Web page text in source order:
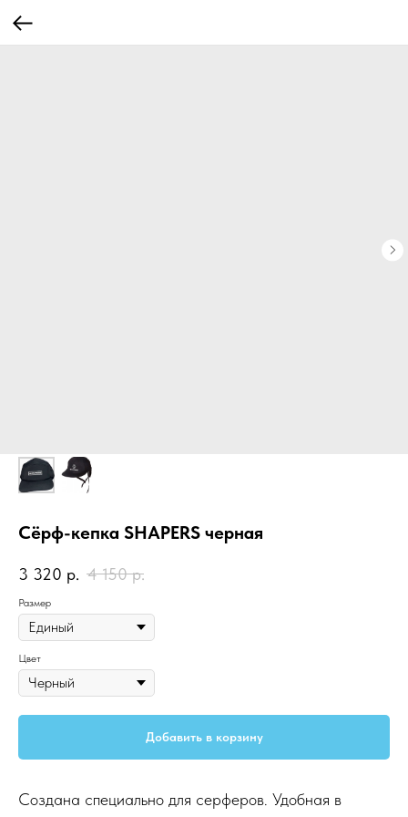
Сёрф-кепка SHAPERS черная
3 320 р. 4 150 р.
Размер
Цвет
Добавить в корзину
Создана специально для серферов. Удобная в